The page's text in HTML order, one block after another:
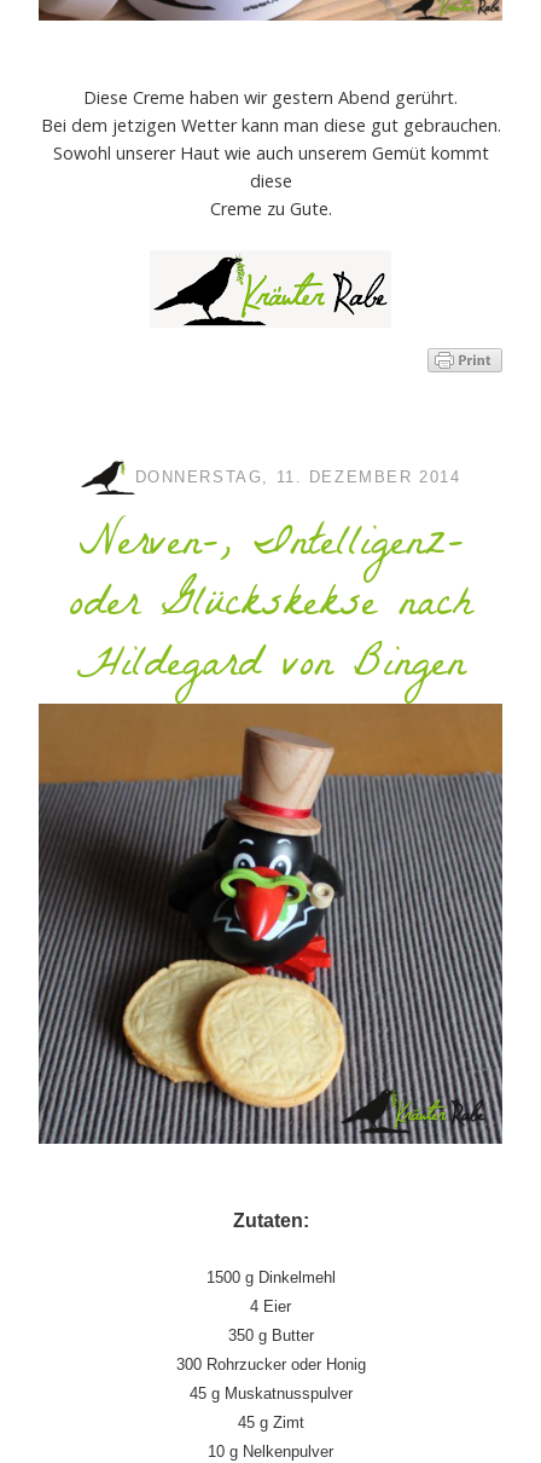
Diese Creme haben wir gestern Abend gerührt.
Bei dem jetzigen Wetter kann man diese gut gebrauchen.
Sowohl unserer Haut wie auch unserem Gemüt kommt
diese
Creme zu Gute.
DONNERSTAG, 11. DEZEMBER 2014
Nerven-, Intelligenz-
oder Glückskekse nach
Hildegard von Bingen
Zutaten:
1500 g Dinkelmehl
4 Eier
350 g Butter
300 Rohrzucker oder Honig
45 g Muskatnusspulver
45 g Zimt
10 g Nelkenpulver